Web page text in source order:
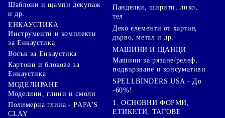
Шаблони и щампи декупаж
и др.
ЕНКАУСТИКА
Инструменти и комплекти
за Енкаустика
Восък за Енкаустика
Картони и блокове за
Енкаустика
МОДЕЛИРАНЕ
Моделини, глини и смоли
Полимерна глина - PAPA'S
CLAY
Панделки, ширити, лико,
тел
Деко елементи от хартия,
дърво, метал и др.
МАШИНИ И ЩАНЦИ
Машини за рязане/релеф,
подвързване и консумативи
SPELLBINDERS USA - До
-60%!
1. ОСНОВНИ ФОРМИ,
ЕТИКЕТИ, ТАГОВЕ